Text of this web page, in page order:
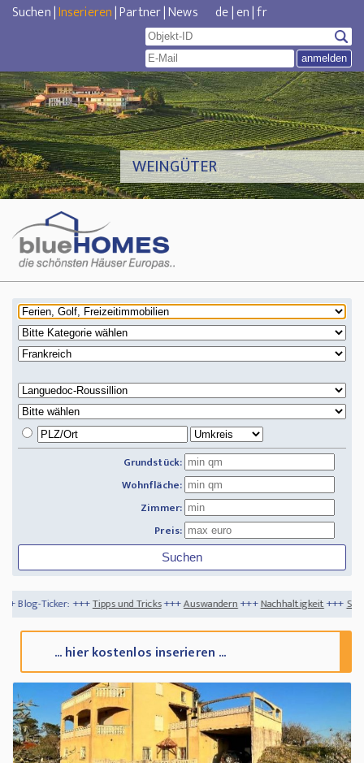
Suchen|Inserieren|Partner|News de|en|fr
WEINGÜTER
Grundstück:
Wohnfläche:
Zimmer:
Preis:
Tipps und Tricks+++Auswandern+++Nachhaltigkeit+++So machen Sie
... hier kostenlos inserieren ...